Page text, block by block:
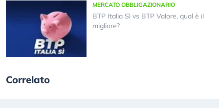
MERCATO OBBLIGAZIONARIO
BTP Italia Sì vs BTP Valore, qual è il
migliore?
Correlato